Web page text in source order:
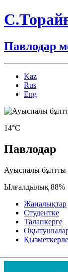
Павлодар
Kaz
Rus
Eng
14°C
Павлодар
Ауыспалы бұлтты
Ылғалдылық 88%
Жаңалықтар
Студентке
Талапкерге